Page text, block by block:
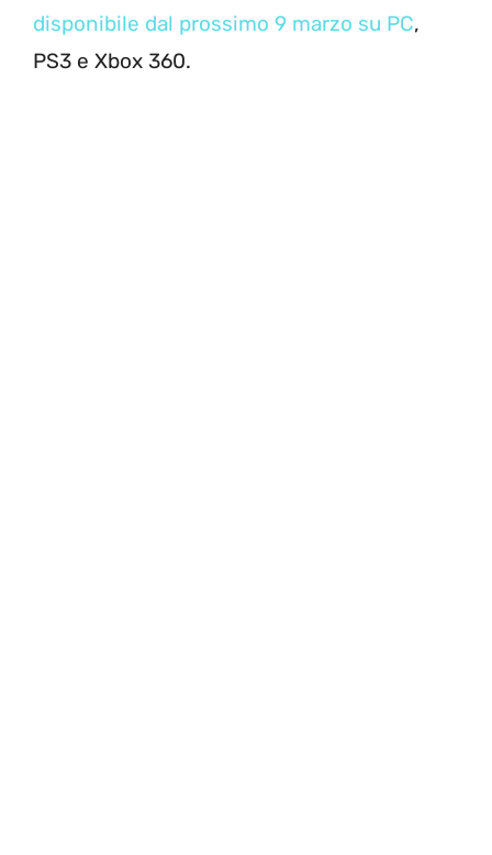
disponibile dal prossimo 9 marzo su PC,
PS3 e Xbox 360.